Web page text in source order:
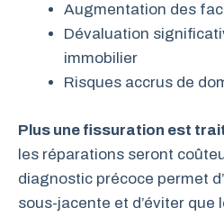
Augmentation des
Dévaluation
immobilier
Risques accrus de
Plus une fissuration est
les réparations seront
diagnostic précoce permet
sous-jacente et d’éviter que